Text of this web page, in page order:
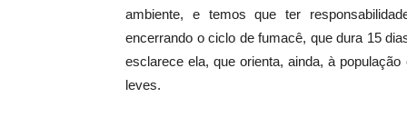
ambiente, e temos que ter
encerrando o ciclo de fumacê, que dura 15
esclarece ela, que orienta, ainda, à
leves.